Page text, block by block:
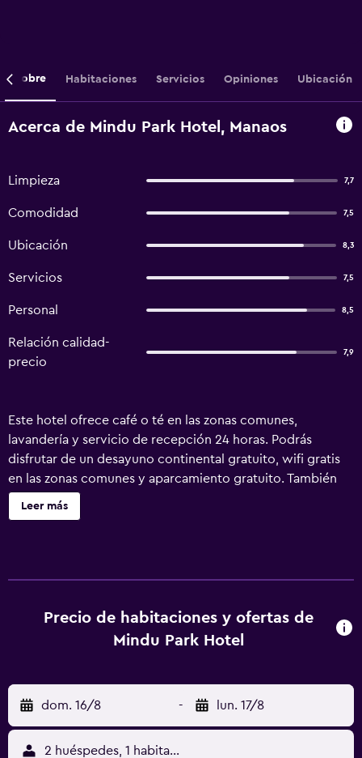
Sobre Habitaciones Servicios Opiniones Ubicación
Acerca de Mindu Park Hotel, Manaos
Limpieza 7,7
Comodidad 7,5
Ubicación 8,3
Servicios 7,5
Personal 8,5
Relación calidad-
precio
7,9
Este hotel ofrece café o té en las zonas comunes,
lavandería y servicio de recepción 24 horas. Podrás
disfrutar de un desayuno continental gratuito, wifi gratis
en las zonas comunes y aparcamiento gratuito. También
encontrarás asistencia turística y para la compra de
entradas, un jardín y un salón de eventos. Mindu Park
baños están equipados con bañera o ducha. Se ofrece
servicio de limpieza todos los días.
Leer más
Precio de habitaciones y ofertas de
Mindu Park Hotel
dom. 16/8 - lun. 17/8
2 huéspedes, 1 habitación